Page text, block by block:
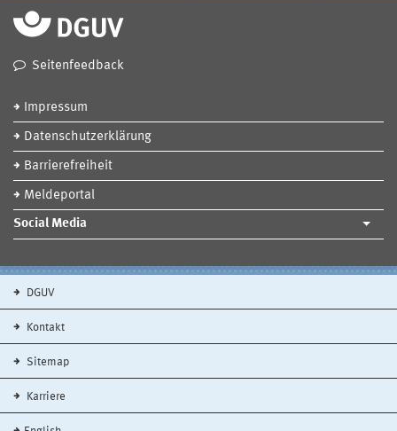
Seitenfeedback
Impressum
Datenschutzerklärung
Barrierefreiheit
Meldeportal
Social Media
DGUV
Kontakt
Sitemap
Karriere